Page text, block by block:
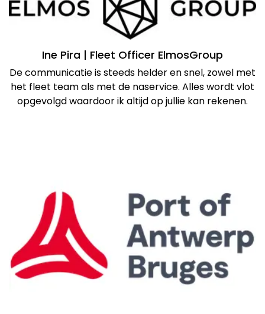
Ine Pira | Fleet Officer ElmosGroup
De communicatie is steeds helder en snel, zowel met
het fleet team als met de naservice. Alles wordt vlot
opgevolgd waardoor ik altijd op jullie kan rekenen.